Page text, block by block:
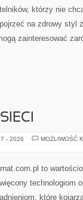
którzy nie
na zdrowy styl
zainteresować
- 2026
MOŻLIWOŚĆ
to
technologiom
które